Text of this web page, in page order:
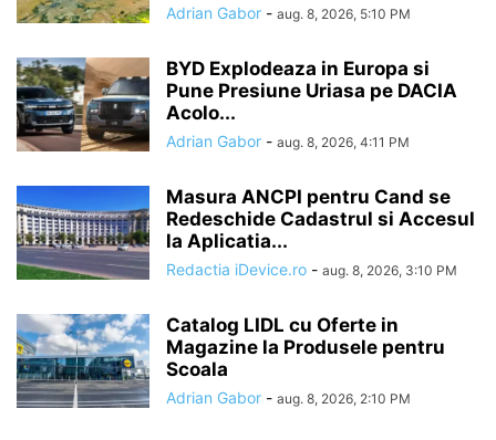
Adrian Gabor - aug. 8, 2026, 5:10 PM
BYD Explodeaza in Europa si
Pune Presiune Uriasa pe DACIA
Acolo...
Adrian Gabor - aug. 8, 2026, 4:11 PM
Masura ANCPI pentru Cand se
Redeschide Cadastrul si Accesul
la Aplicatia...
Redactia iDevice.ro - aug. 8, 2026, 3:10 PM
Catalog LIDL cu Oferte in
Magazine la Produsele pentru
Scoala
Adrian Gabor - aug. 8, 2026, 2:10 PM